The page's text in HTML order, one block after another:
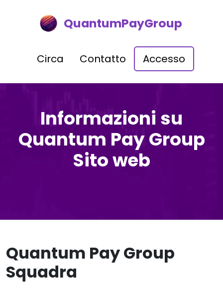
QuantumPayGroup
Circa Contatto Accesso
Informazioni su
Quantum Pay Group
Sito web
Quantum Pay Group
Squadra